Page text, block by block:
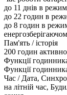
до 11 днів в
до 22 годин в
до 8 годин в
Пам'ять / історія
200 годин
Функції
Функції
Час / Дата,
на літній час,